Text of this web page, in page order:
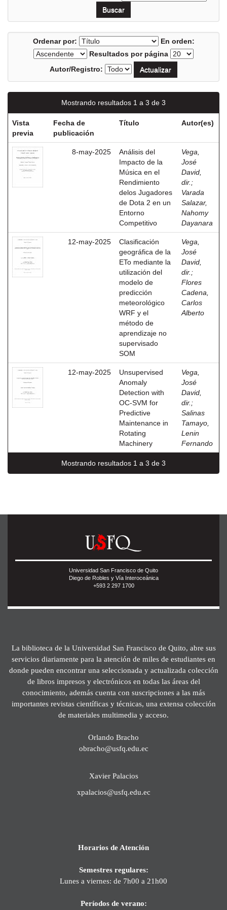
Ordenar por:
En orden:
Resultados por página
Autor/Registro:
Mostrando resultados 1 a 3 de 3
Vista
previa
Fecha de
publicación
Título Autor(es)
8-may-2025
Análisis del
Impacto de la
Música en el
Rendimiento
delos Jugadores
de Dota 2 en un
Entorno
Competitivo
Vega,
José
David,
dir. ;
Varada
Salazar,
Nahomy
Dayanara
12-may-2025
Clasificación
geográfica de la
ETo mediante la
utilización del
modelo de
predicción
meteorológico
WRF y el
método de
aprendizaje no
supervisado
SOM
Vega,
José
David,
dir. ;
Flores
Cadena,
Carlos
Alberto
12-may-2025
Unsupervised
Anomaly
Detection with
OC-SVM for
Predictive
Maintenance in
Rotating
Machinery
Vega,
José
David,
dir. ;
Salinas
Tamayo,
Lenin
Fernando
Mostrando resultados 1 a 3 de 3
Universidad San Francisco de Quito
Diego de Robles y Vía Interoceánica
+593 2 297 1700
La biblioteca de la Universidad San Francisco de Quito, abre sus
servicios diariamente para la atención de miles de estudiantes en
donde pueden encontrar una seleccionada y actualizada colección
de libros impresos y electrónicos en todas las áreas del
conocimiento, además cuenta con suscripciones a las más
importantes revistas científicas y técnicas, una extensa colección
de materiales multimedia y acceso.
Orlando Bracho
obracho@usfq.edu.ec
Xavier Palacios
xpalacios@usfq.edu.ec
Horarios de Atención
Semestres regulares:
Lunes a viernes: de 7h00 a 21h00
Períodos de verano: